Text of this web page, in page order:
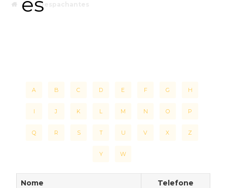
Despachantes
A B C D E F G H
I J K L M N O P
Q R S T U V X Z
Y W
Nome Telefone